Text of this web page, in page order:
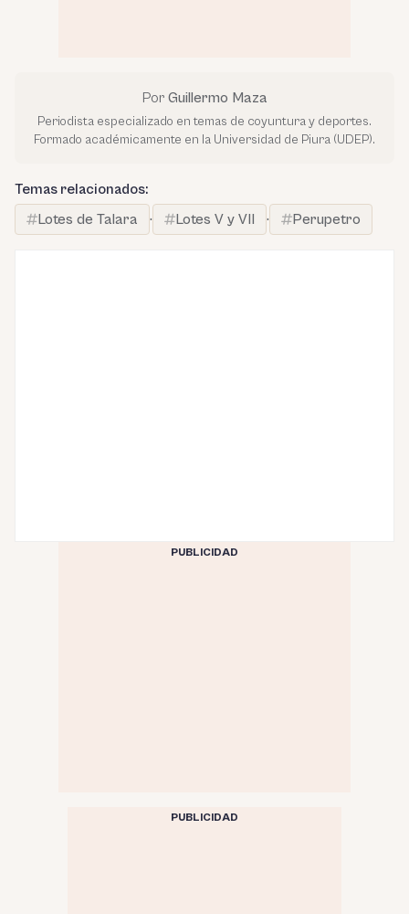
Por Guillermo Maza
Periodista especializado en temas de coyuntura y deportes.
Formado académicamente en la Universidad de Piura (UDEP).
Temas relacionados:
Lotes de Talara
· Lotes V y VII · Perupetro
PUBLICIDAD
PUBLICIDAD